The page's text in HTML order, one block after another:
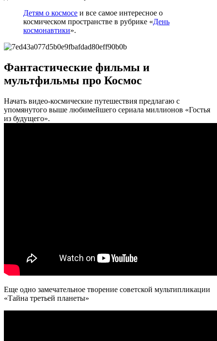
Детям о космосе и все самое интересное о
космическом пространстве в рубрике «День
космонавтики».
Фантастические фильмы и
мультфильмы про Космос
Начать видео-космические путешествия предлагаю с
упомянутого выше любимейшего сериала миллионов «Гостья
из будущего».
Еще одно замечательное творение советской мультипликации
«Тайна третьей планеты»